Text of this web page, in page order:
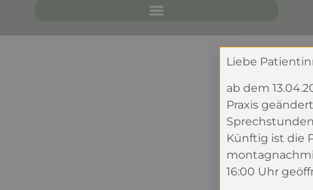
Liebe
ab dem
Praxis
Künftig ist die
16:00 Uhr